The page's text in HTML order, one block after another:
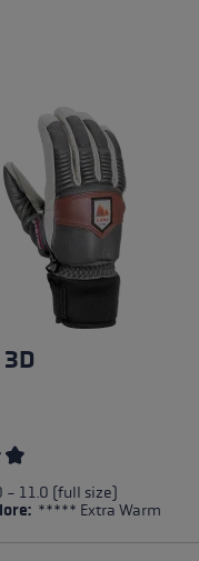
3D
media di 4.67 su 5 stelle
- 11.0 (full size)
***** Extra Warm